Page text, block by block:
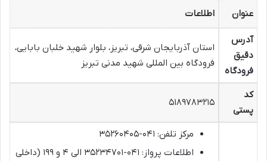
عنوان اطلاعات
آدرس
دقیق
فرودگاه
استان آذربایجان شرقی، تبریز، بلوار شهید خلبان بابایی،
فرودگاه بین المللی شهید مدنی تبریز
کد
پستی
۵۱۸۹۷۸۳۲۱۵
مرکز تلفن: ۰۴۱-۳۵۲۶۰۴۰۵
اطلاعات پرواز: ۰۴۱-۳۵۲۳۴۷۰۱ الی ۴ و ۱۹۹ (داخلی